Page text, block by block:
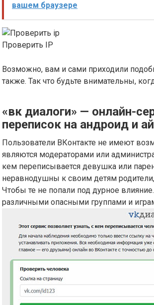
вашем браузере
Проверить IP
Возможно, вам и сами приходили
также. Так что будьте внимательны,
«вк диалоги» — онлайн-
переписок на андроид и
Пользователи ВКонтакте не имеют
являются модераторами или
кем переписывается девушка или
неравнодушны к своим детям
Чтобы те не попали под дурное
различными опасными группами и